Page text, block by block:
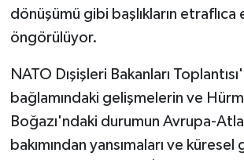
dönüşümü gibi başlıkların etraflıca
öngörülüyor.
NATO Dışişleri Bakanları
bağlamındaki gelişmelerin ve
Boğazı'ndaki durumun Avrupa-
bakımından yansımaları ve küresel